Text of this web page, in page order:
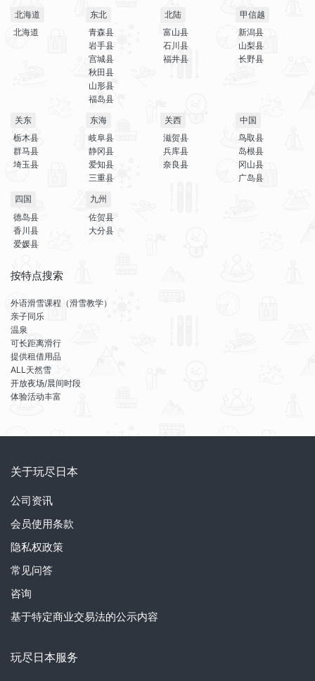
北海道
北海道
东北
青森县
岩手县
宫城县
秋田县
山形县
福岛县
北陆
富山县
石川县
福井县
甲信越
新潟县
山梨县
长野县
关东
栃木县
群马县
埼玉县
东海
岐阜县
静冈县
爱知县
三重县
关西
滋贺县
兵库县
奈良县
中国
鸟取县
岛根县
冈山县
广岛县
四国
德岛县
香川县
爱媛县
九州
佐贺县
大分县
按特点搜索
外语滑雪课程（滑雪教学）
亲子同乐
温泉
可长距离滑行
提供租借用品
ALL天然雪
开放夜场/晨间时段
体验活动丰富
关于玩尽日本
公司资讯
会员使用条款
隐私权政策
常见问答
咨询
基于特定商业交易法的公示内容
玩尽日本服务